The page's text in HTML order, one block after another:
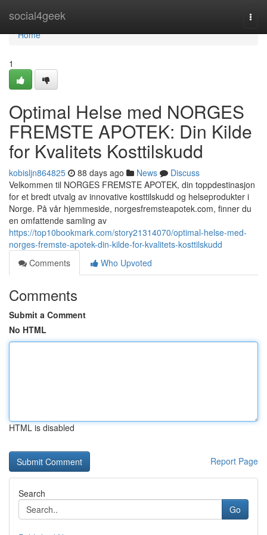
social4geek
Home
Home
1
Optimal Helse med NORGES
FREMSTE APOTEK: Din Kilde
for Kvalitets Kosttilskudd
kobisljn864825 88 days ago News
Discuss
Velkommen til NORGES FREMSTE APOTEK, din toppdestinasjon
for et bredt utvalg av innovative kosttilskudd og helseprodukter i
Norge. På vår hjemmeside, norgesfremsteapotek.com, finner du
en omfattende samling av
https://top10bookmark.com/story21314070/optimal-helse-med-
norges-fremste-apotek-din-kilde-for-kvalitets-kosttilskudd
Comments
Who Upvoted
Comments
Submit a Comment
No HTML
HTML is disabled
Report Page
Search
Go